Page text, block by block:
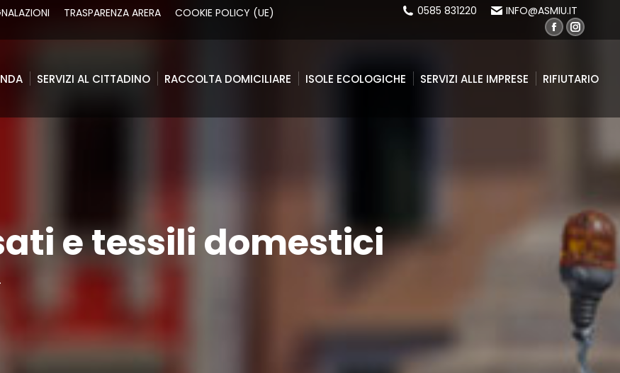
TRASPARENZA ARERA
COOKIE POLICY (UE)
0585 831220 INFO@ASMIU.IT
Facebook
opensopens
SERVIZI AL CITTADINO RACCOLTA DOMICILIARE ISOLE ECOLOGICHE SERVIZI ALLE IMPRESE RIFIUTARIO
e tessili domestici
SERVIZI AL CITTADINO RIFIUTARIO